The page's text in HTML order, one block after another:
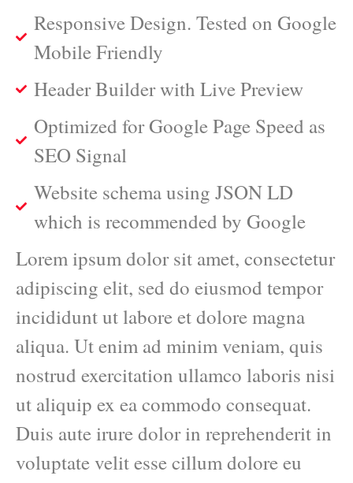
Responsive Design. Tested on Google
Mobile Friendly
Header Builder with Live Preview
Optimized for Google Page Speed as
SEO Signal
Website schema using JSON LD
which is recommended by Google
Lorem ipsum dolor sit amet, consectetur
adipiscing elit, sed do eiusmod tempor
incididunt ut labore et dolore magna
aliqua. Ut enim ad minim veniam, quis
nostrud exercitation ullamco laboris nisi
ut aliquip ex ea commodo consequat.
Duis aute irure dolor in reprehenderit in
voluptate velit esse cillum dolore eu